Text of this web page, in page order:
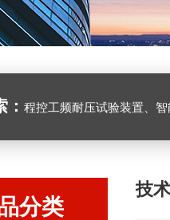
程控工频耐压试验装置、智能工频耐压试验装置、工频耐压试验装置、工频
分类
技